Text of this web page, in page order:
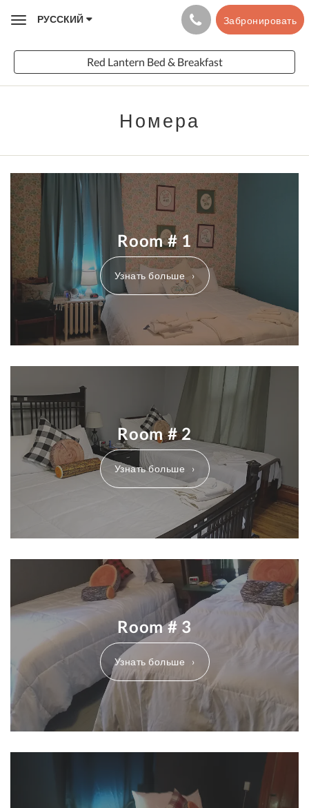
ToggleРУССКИЙ Забронировать
Red Lantern Bed & Breakfast
Номера
Room # 1
Узнать больше
Room # 2
Узнать больше
Room # 3
Узнать больше